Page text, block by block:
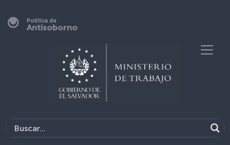
Política de
Antisoborno